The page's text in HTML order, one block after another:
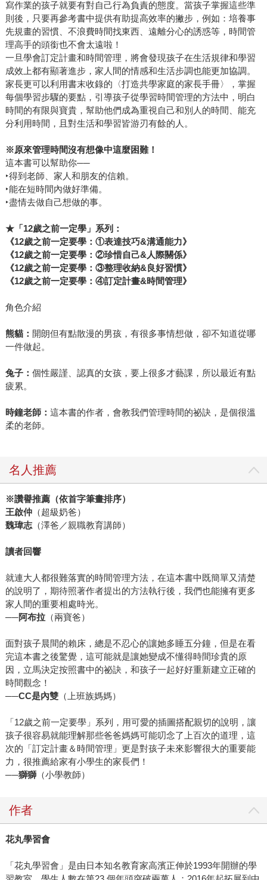
寫作業的孩子就要有對自己行為負責的態度。當孩子掌握這些準
則後，只要再參考書中提供有助提高效率的撇步，例如：培養事
先規畫的習慣、不浪費時間找東西、遠離分心的誘惑等，時間管
理高手的頭銜也不會太遠啦！
一旦學會訂定計畫和時間管理，將會發現孩子在生活規律和學習
成效上都有顯著進步，家人間的情感和生活步調也能更加協調。
家長更可以利用書末收錄的〈打造共學家庭的家長手冊〉，掌握
每個學習步驟的要點，引導孩子從學習時間管理的方法中，明白
時間的有限與寶貴，幫助他們成為重視自己和別人的時間、能充
分利用時間，且對生活和學習皆游刃有餘的人。
※原來管理時間沒有想像中這麼困難！
這本書可以幫助你──
‣得到老師、家人和朋友的信賴。
‣能在短時間內做好準備。
‣盡情去做自己想做的事。
★「12歲之前一定學」系列：
《12歲之前一定要學：①表達技巧&溝通能力》
《12歲之前一定要學：②珍惜自己&人際關係》
《12歲之前一定要學：③整理收納&良好習慣》
《12歲之前一定要學：④訂定計畫&時間管理》
角色介紹
熊貓： 開朗但有點散漫的男孩，有很多事情想做，卻不知道從哪
一件做起。
兔子： 個性嚴謹、認真的女孩，要上很多才藝課，所以最近有點
疲累。
時鐘老師： 這本書的作者，會教我們管理時間的祕訣，是個很溫
柔的老師。
名人推薦
※讚譽推薦（依首字筆畫排序）
王啟仲（超級奶爸）
魏瑋志（澤爸／親職教育講師）
讀者回響
就連大人都很難落實的時間管理方法，在這本書中既簡單又清楚
的說明了，期待照著作者提出的方法執行後，我們也能擁有更多
家人間的重要相處時光。
──阿布拉（兩寶爸）
面對孩子晨間的賴床，總是不忍心的讓她多睡五分鐘，但是在看
完這本書之後驚覺，這可能就是讓她變成不懂得時間珍貴的原
因，立馬決定按照書中的祕訣，和孩子一起好好重新建立正確的
時間觀念！
──CC是內雙（上班族媽媽）
「12歲之前一定要學」系列，用可愛的插圖搭配親切的說明，讓
孩子很容易就能理解那些爸爸媽媽可能叨念了上百次的道理，這
次的「訂定計畫＆時間管理」更是對孩子未來影響很大的重要能
力，很推薦給家有小學生的家長們！
──獅獅（小學教師）
作者
花丸學習會
「花丸學習會」是由日本知名教育家高濱正伸於1993年開辦的學